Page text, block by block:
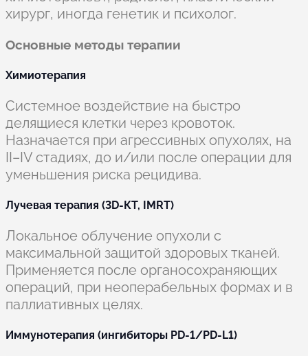
хирург, иногда генетик и психолог.
Основные методы терапии
Химиотерапия
Системное воздействие на быстро
делящиеся клетки через кровоток.
Назначается при агрессивных опухолях, на
II–IV стадиях, до и/или после операции для
уменьшения риска рецидива.
Лучевая терапия (3D-КТ, IMRT)
Локальное облучение опухоли с
максимальной защитой здоровых тканей.
Применяется после органосохраняющих
операций, при неоперабельных формах и в
паллиативных целях.
Иммунотерапия (ингибиторы PD-1/PD-L1)